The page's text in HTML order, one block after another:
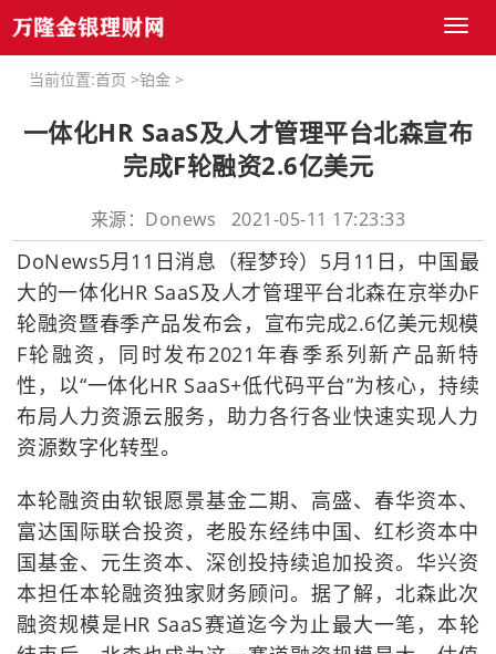
Toggle
当前位置:首页 >铂金 >
一体化HR SaaS及人才管理平台北森宣布
完成F轮融资2.6亿美元
来源：Donews 2021-05-11 17:23:33
DoNews5月11日消息（程梦玲）5月11日，中国最
大的一体化HR SaaS及人才管理平台北森在京举办F
轮融资暨春季产品发布会，宣布完成2.6亿美元规模
F轮融资，同时发布2021年春季系列新产品新特
性，以“一体化HR SaaS+低代码平台”为核心，持续
布局人力资源云服务，助力各行各业快速实现人力
资源数字化转型。
本轮融资由软银愿景基金二期、高盛、春华资本、
富达国际联合投资，老股东经纬中国、红杉资本中
国基金、元生资本、深创投持续追加投资。华兴资
本担任本轮融资独家财务顾问。据了解，北森此次
融资规模是HR SaaS赛道迄今为止最大一笔，本轮